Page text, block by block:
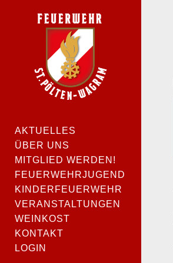
AKTUELLES
ÜBER UNS
MITGLIED WERDEN!
FEUERWEHRJUGEND
KINDERFEUERWEHR
VERANSTALTUNGEN
WEINKOST
KONTAKT
LOGIN